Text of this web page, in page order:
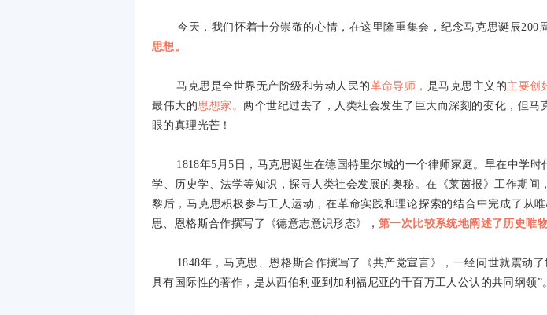
今天，我们怀着十分崇敬的心情，在这里隆重集会，纪念马克思诞辰200
思想。
马克思是全世界无产阶级和劳动人民的革命导师， 是马克思主义的主要创
最伟大的思想家。 两个世纪过去了，人类社会发生了巨大而深刻的变化，但
眼的真理光芒！
1818年5 月5 日，马克思诞生在德国特里尔城的一个律师家庭。早在中学
学、历史学、法学等知识，探寻人类社会发展的奥秘。在《莱茵报》工作期间
黎后，马克思积极参与工人运动，在革命实践和理论探索的结合中完成了从
思、恩格斯合作撰写了《德意志意识形态》， 第一次比较系统地阐述了历史唯
1848年，马克思、恩格斯合作撰写了《共产党宣言》，一经问世就震动
具有国际性的著作，是从西伯利亚到加利福尼亚的千百万工人公认的共同纲领”。